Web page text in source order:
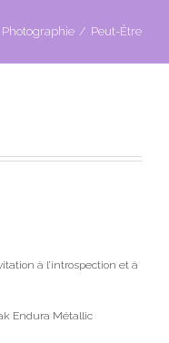
Photographie / Peut-Être
à l’introspection et à
Endura Métallic